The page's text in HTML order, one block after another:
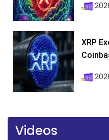
XRP
Videos